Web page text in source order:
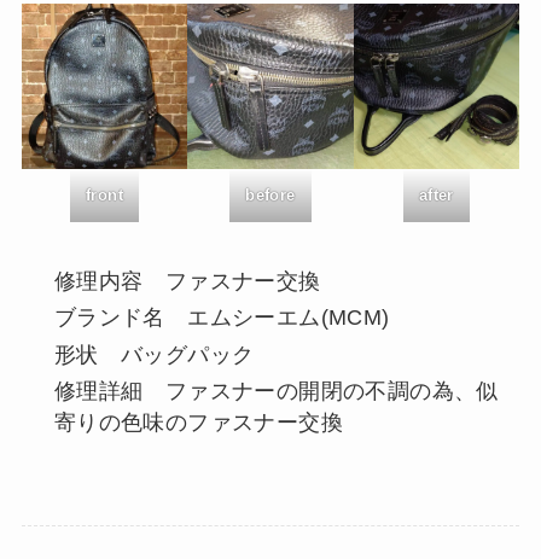
front before after
修理内容 ファスナー交換
ブランド名 エムシーエム(MCM)
形状 バッグパック
修理詳細 ファスナーの開閉の不調の為、似
寄りの色味のファスナー交換